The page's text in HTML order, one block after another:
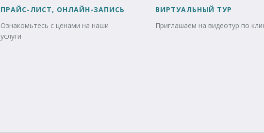
ПРАЙС-ЛИСТ, ОНЛАЙН-ЗАПИСЬ
Ознакомьтесь с ценами на наши
услуги
ВИРТУАЛЬНЫЙ ТУР
Приглашаем на видеотур по